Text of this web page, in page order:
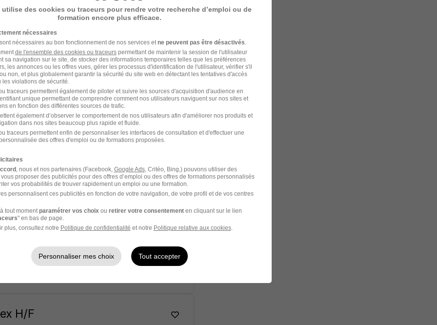
H/F
Voir l’offre
Chiffreur - Éclairage Public
an
Voir l’offre
F
H/F
utilise des cookies ou traceurs pour rendre votre recherche d’emploi ou de
formation encore plus efficace.
nécessaires
nécessaires au bon fonctionnement de nos services et ne peuvent pas être désactivés
de l'ensemble des cookies ou traceurspermettant de maintenir la session de l'utilisateur
sa navigation sur le site, de stocker des informations temporaires telles que les préférences
les annonces ou les offres vues, gérer les processus d'identification de l'utilisateur, vérifier s'il
non, et plus globalement garantir la sécurité du site web en détectant les tentatives d'accès
violations de sécurité.
traceurs permettent également de piloter et suivre les sources d'acquisition d'audience en
unique permettant de comprendre comment nos utilisateurs naviguent sur nos sites et
en fonction des différentes sources de trafic.
également d’observer le comportement de nos utilisateurs afin d'améliorer nos produits et
dans nos sites beaucoup plus rapide et fluide.
traceurs permettent enfin de personnaliser les interfaces de consultation et d'effectuer une
des offres d'emploi ou de formations proposées.
, nous et nos partenaires (Facebook, Google Ads, Critéo, Bing,) pouvons utiliser des
proposer des publicités pour des offres d’emploi ou des offres de formations personnalisés
vos probabilités de trouver rapidement un emploi ou une formation.
personnalisent ces publicités en fonction de votre navigation, de votre profil et de vos centres
tout moment paramétrer vos choix ou retirer votre consentementen cliquant sur le lien
" en bas de page.
plus, consultez notre Politique de confidentialité et notre Politique relative aux cookies.
Personnaliser mes choix Tout accepter